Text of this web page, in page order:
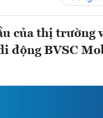
của thị trường
động BVSC